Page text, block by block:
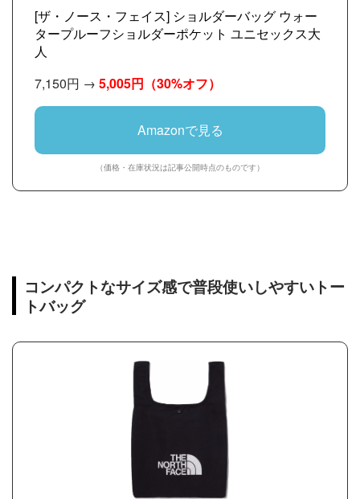
[ザ・ノース・フェイス] ショルダーバッグ ウォー
タープルーフショルダーポケット ユニセックス大
人
7,150円 → 5,005円 （30%オフ）
Amazonで見る
（価格・在庫状況は記事公開時点のものです）
コンパクトなサイズ感で普段使いしやすいトー
トバッグ